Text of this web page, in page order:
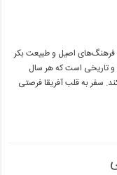
فرهنگ‌های اصیل و طبیعت بکر
و تاریخی است که هر سال
سفر به قلب آفریقا فرصتی